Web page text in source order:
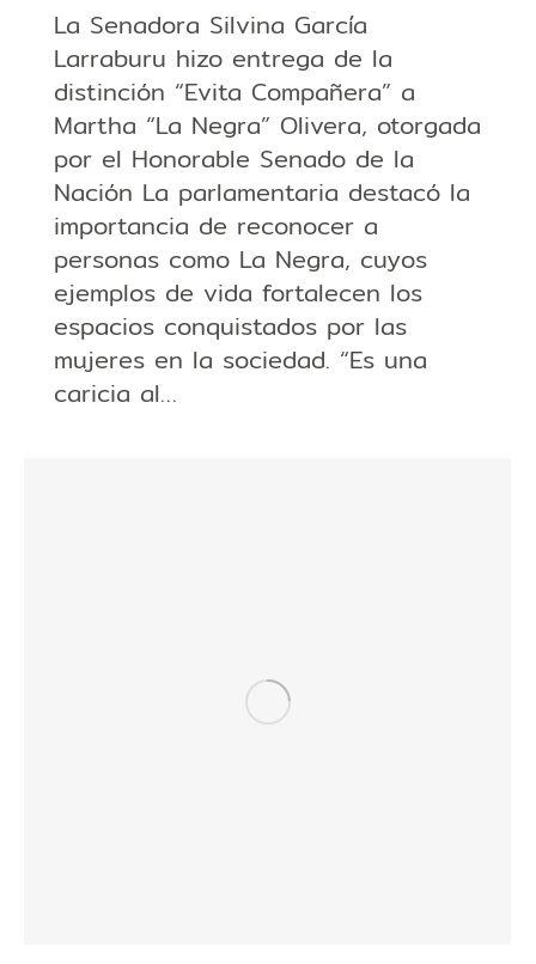
La Senadora Silvina García
Larraburu hizo entrega de la
distinción “Evita Compañera” a
Martha “La Negra” Olivera, otorgada
por el Honorable Senado de la
Nación La parlamentaria destacó la
importancia de reconocer a
personas como La Negra, cuyos
ejemplos de vida fortalecen los
espacios conquistados por las
mujeres en la sociedad. “Es una
caricia al…